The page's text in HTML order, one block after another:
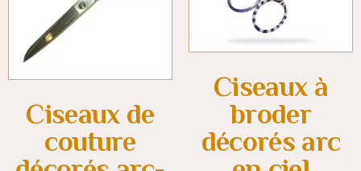
Ciseaux de
couture
Ciseaux à
broder
décorés arc